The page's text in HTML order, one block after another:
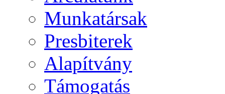
Munkatársak
Presbiterek
Alapítvány
Támogatás